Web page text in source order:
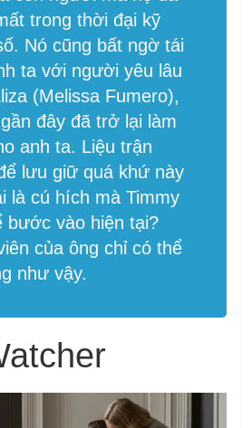
trong thời đại kỹ
Nó cũng bất ngờ tái
ta với người yêu lâu
(Melissa Fumero),
đây đã trở lại làm
anh ta. Liệu trận
lưu giữ quá khứ này
là cú hích mà Timmy
bước vào hiện tại?
của ông chỉ có thể
như vậy.